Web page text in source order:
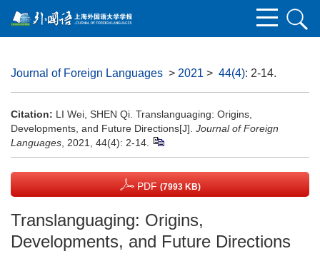
Journal of Foreign Languages > 2021 > 44(4): 2-14.
Citation: LI Wei, SHEN Qi. Translanguaging: Origins,
Developments, and Future Directions[J]. Journal of Foreign
Languages , 2021, 44(4): 2-14.
PDF (7993 KB)
Translanguaging: Origins,
Developments, and Future Directions